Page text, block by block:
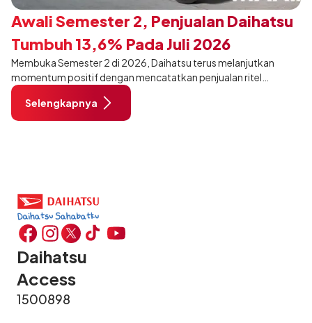
Awali Semester 2, Penjualan Daihatsu
Tumbuh 13,6% Pada Juli 2026
Membuka Semester 2 di 2026, Daihatsu terus melanjutkan
momentum positif dengan mencatatkan penjualan ritel
sebanyak 12.750 unit pada Juli 2026. Capaian tersebut tumbuh
13,6% dibandingkan periode yang sama tahun lalu sebanyak
11.220 unit, dan tetap stabil dibandingkan bulan Juni 2026 lalu.
Selengkapnya
Daihatsu
Access
1500898